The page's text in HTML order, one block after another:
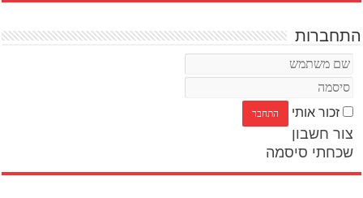
התחברות
זכור אותי
צור חשבון
שכחתי סיסמה